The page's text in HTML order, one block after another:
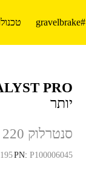
#gravelbrake
PRO
יותר
סנטרלוק 220 מ"מ
PN: P100006045